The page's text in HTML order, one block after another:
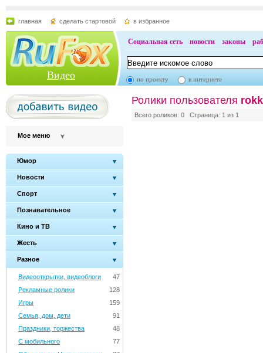
главная сделать стартовой в избранное
Видео
Социальная сеть новости законы
по проекту в интернете
Мое меню
Юмор
Новости
Спорт
Познавательное
Кино и ТВ
Жесть
Разное
47
Видеооткрытки, видеоблоги
128
Рекламные ролики
159
Игры
91
Семья, дом, дети
48
Праздники, торжества
77
С мобильного
Ролики пользователя
Всего роликов: 0 Страница: 1 из 1